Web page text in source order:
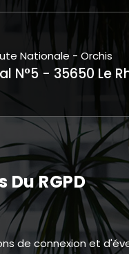
Nationale - Orchis
N°5 - 35650 Le
Du RGPD
de connexion et